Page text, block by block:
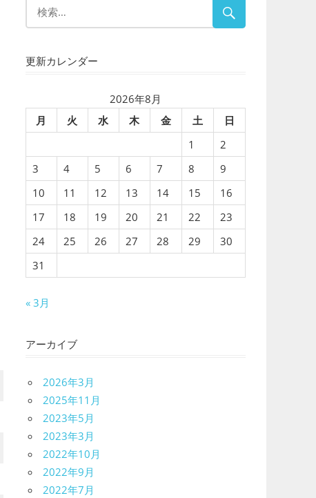
更新カレンダー
2026年8月
月
火 水 木 金 土
日
1
2
3
4 5 6 7 8
9
10
11 12 13 14 15
16
17
18 19 20 21 22
23
24
25 26 27 28 29
30
31
« 3月
アーカイブ
2026年3月
2025年11月
2023年5月
2023年3月
2022年10月
2022年9月
2022年7月